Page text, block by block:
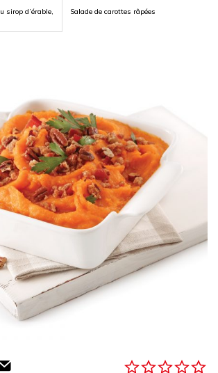
sirop d’érable,
Salade de carottes râpées